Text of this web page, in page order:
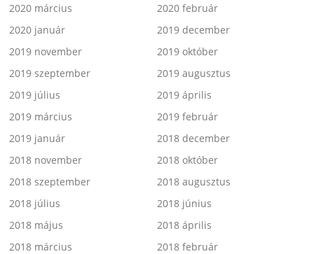
2020 március
2020 február
2020 január
2019 december
2019 november
2019 október
2019 szeptember
2019 augusztus
2019 július
2019 április
2019 március
2019 február
2019 január
2018 december
2018 november
2018 október
2018 szeptember
2018 augusztus
2018 július
2018 június
2018 május
2018 április
2018 március
2018 február